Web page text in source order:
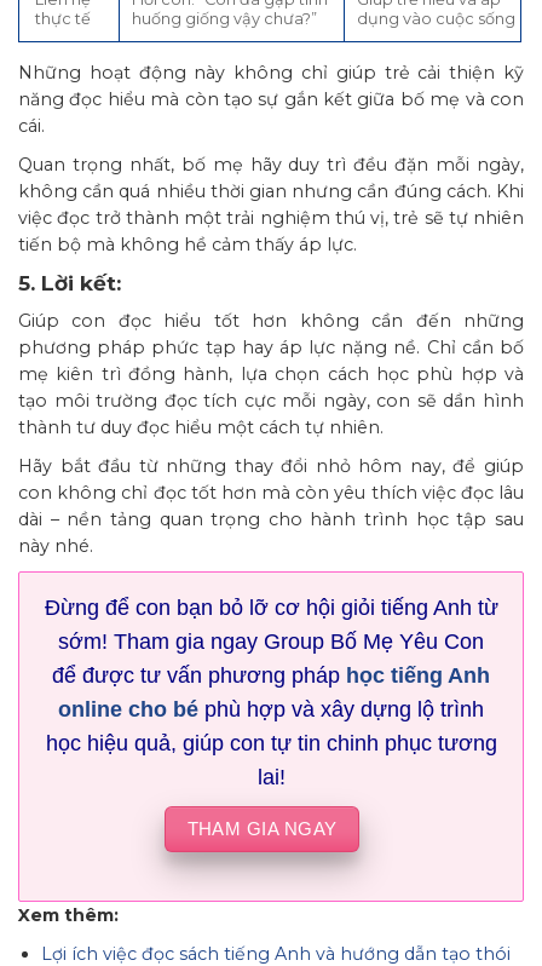
thực tế
huống giống vậy chưa?”
dụng vào cuộc sống
Những hoạt động này không chỉ giúp trẻ cải thiện kỹ
năng đọc hiểu mà còn tạo sự gắn kết giữa bố mẹ và con
cái.
Quan trọng nhất, bố mẹ hãy duy trì đều đặn mỗi ngày,
không cần quá nhiều thời gian nhưng cần đúng cách. Khi
việc đọc trở thành một trải nghiệm thú vị, trẻ sẽ tự nhiên
tiến bộ mà không hề cảm thấy áp lực.
5. Lời kết:
Giúp con đọc hiểu tốt hơn không cần đến những
phương pháp phức tạp hay áp lực nặng nề. Chỉ cần bố
mẹ kiên trì đồng hành, lựa chọn cách học phù hợp và
tạo môi trường đọc tích cực mỗi ngày, con sẽ dần hình
thành tư duy đọc hiểu một cách tự nhiên.
Hãy bắt đầu từ những thay đổi nhỏ hôm nay, để giúp
con không chỉ đọc tốt hơn mà còn yêu thích việc đọc lâu
dài – nền tảng quan trọng cho hành trình học tập sau
này nhé.
Đừng để con bạn bỏ lỡ cơ hội giỏi tiếng Anh từ
sớm! Tham gia ngay Group Bố Mẹ Yêu Con
để được tư vấn phương pháp học tiếng Anh
online cho bé phù hợp và xây dựng lộ trình
học hiệu quả, giúp con tự tin chinh phục tương
lai!
THAM GIA NGAY
Xem thêm:
Lợi ích việc đọc sách tiếng Anh và hướng dẫn tạo thói